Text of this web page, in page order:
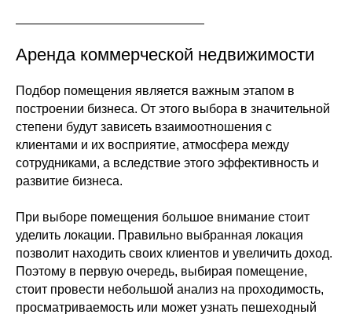
Аренда коммерческой недвижимости
Подбор помещения является важным этапом в
построении бизнеса. От этого выбора в значительной
степени будут зависеть взаимоотношения с
клиентами и их восприятие, атмосфера между
сотрудниками, а вследствие этого эффективность и
развитие бизнеса.
При выборе помещения большое внимание стоит
уделить локации. Правильно выбранная локация
позволит находить своих клиентов и увеличить доход.
Поэтому в первую очередь, выбирая помещение,
стоит провести небольшой анализ на проходимость,
просматриваемость или может узнать пешеходный